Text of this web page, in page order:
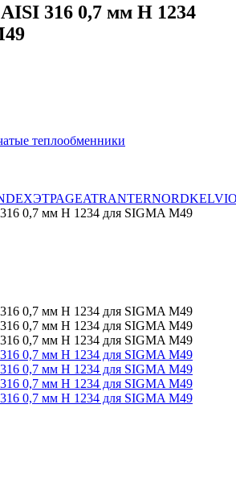
316 0,7 мм H 1234
теплообменники
ЭТРАGEATRANTERNORD
0,7 мм H 1234 для SIGMA M49